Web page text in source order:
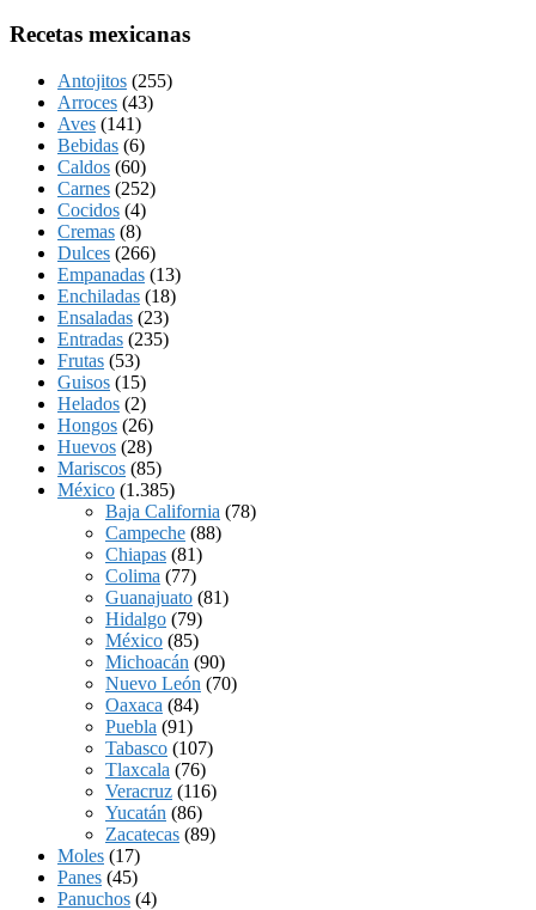
Recetas mexicanas
Antojitos (255)
Arroces (43)
Aves (141)
Bebidas (6)
Caldos (60)
Carnes (252)
Cocidos (4)
Cremas (8)
Dulces (266)
Empanadas (13)
Enchiladas (18)
Ensaladas (23)
Entradas (235)
Frutas (53)
Guisos (15)
Helados (2)
Hongos (26)
Huevos (28)
Mariscos (85)
México (1.385)
Baja California (78)
Campeche (88)
Chiapas (81)
Colima (77)
Guanajuato (81)
Hidalgo (79)
México (85)
Michoacán (90)
Nuevo León (70)
Oaxaca (84)
Puebla (91)
Tabasco (107)
Tlaxcala (76)
Veracruz (116)
Yucatán (86)
Zacatecas (89)
Moles (17)
Panes (45)
Panuchos (4)